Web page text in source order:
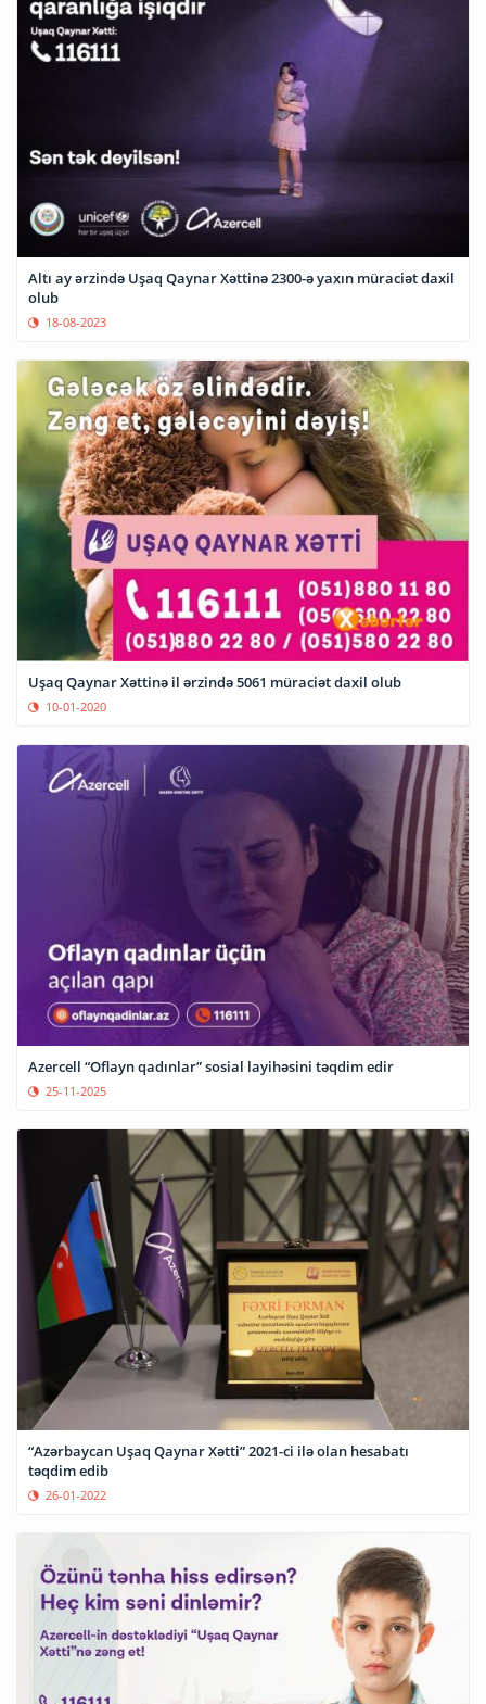
Altı ay ərzində Uşaq Qaynar Xəttinə 2300-ə yaxın müraciət daxil
olub
18-08-2023
Uşaq Qaynar Xəttinə il ərzində 5061 müraciət daxil olub
10-01-2020
Azercell “Oflayn qadınlar” sosial layihəsini təqdim edir
25-11-2025
“Azərbaycan Uşaq Qaynar Xətti” 2021-ci ilə olan hesabatı
təqdim edib
26-01-2022